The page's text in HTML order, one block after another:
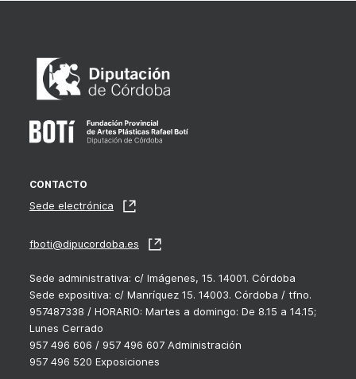
CONTACTO
Sede electrónica
fboti@dipucordoba.es
Sede administrativa: c/ Imágenes, 15. 14001. Córdoba
Sede expositiva: c/ Manríquez 15. 14003. Córdoba / tfno.
957487338 / HORARIO: Martes a domingo: De 8.15 a 14.15;
Lunes Cerrado
957 496 606 / 957 496 607 Administración
957 496 520 Exposiciones